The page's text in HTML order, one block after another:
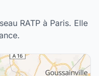
RATP à Paris. Elle